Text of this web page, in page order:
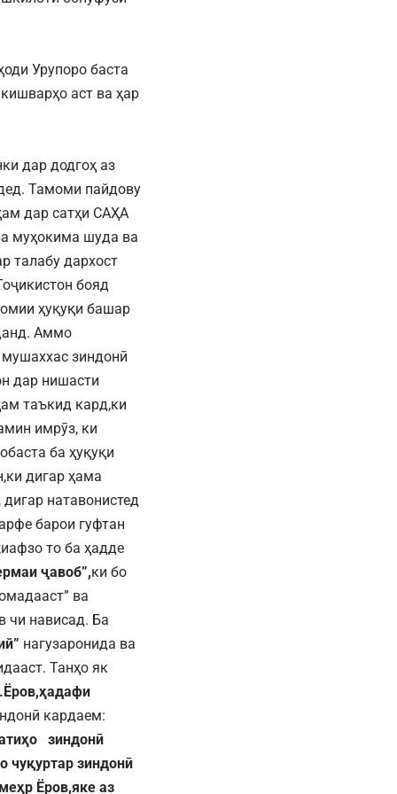
Урупоро баста
аст ва ҳар
дар додгоҳ аз
Тамоми пайдову
дар сатҳи САҲА
муҳокима шуда ва
талабу дархост
бояд
ҳуқуқи башар
Аммо
зиндонӣ
дар нишасти
таъкид кард,ки
имрӯз, ки
ба ҳуқуқи
дигар ҳама
натавонистед
барои гуфтан
то ба ҳадде
ҷавоб”,ки бо
ва
чи нависад. Ба
нагузаронида ва
Танҳо як
кардаем:
зиндонӣ
чуқуртар зиндонӣ
Ёров,яке аз